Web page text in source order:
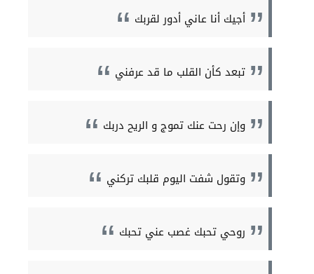
أجيك أنا عاني أدور لقربك
تبعد كأن القلب ما قد عرفني
وإن رحت عنك تموج و الريح دربك
وتقول شفت اليوم قلبك تركني
روحي تحبك غصب عني تحبك